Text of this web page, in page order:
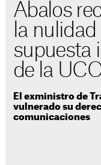
Ábalos
la
supuesta
de la
El exministro de
vulnerado su
comunicaciones